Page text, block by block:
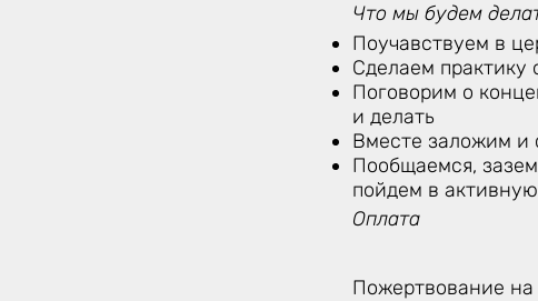
Что мы будем
Поучавствуем в
Сделаем
Поговорим о
и делать
Вместе заложим и
Пообщаемся,
пойдем в
Оплата
Пожертвование на